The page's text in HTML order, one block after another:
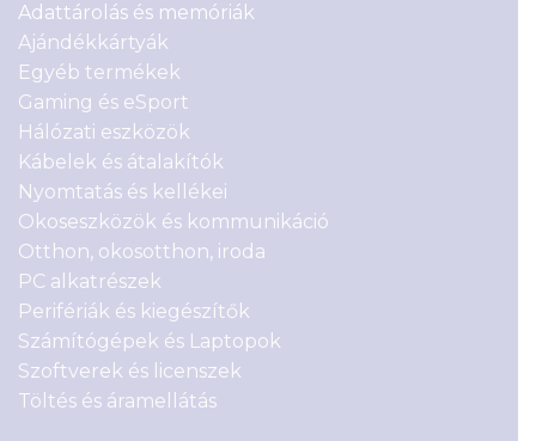
Adattárolás és memóriák
Ajándékkártyák
Egyéb termékek
Gaming és eSport
Hálózati eszközök
Kábelek és átalakítók
Nyomtatás és kellékei
Okoseszközök és kommunikáció
Otthon, okosotthon, iroda
PC alkatrészek
Perifériák és kiegészítők
Számítógépek és Laptopok
Szoftverek és licenszek
Töltés és áramellátás